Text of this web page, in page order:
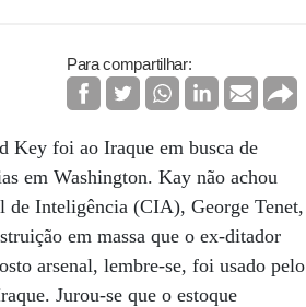
Para compartilhar:
Key foi ao Iraque em busca de
em Washington. Kay não achou
de Inteligência (CIA), George Tenet,
em massa que o ex-ditador
arsenal, lembre-se, foi usado pelo
Jurou-se que o estoque